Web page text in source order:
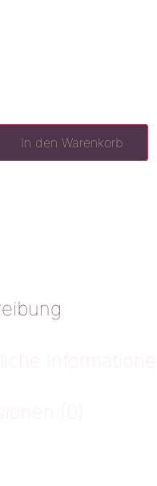
In den Warenkorb
Informationen
(0)